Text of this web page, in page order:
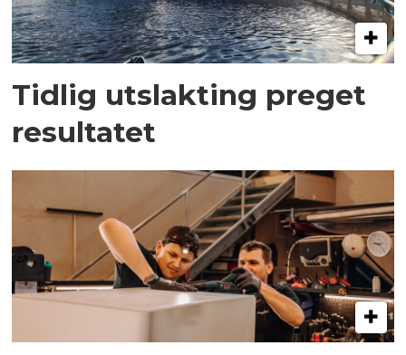
Tidlig utslakting preget
resultatet